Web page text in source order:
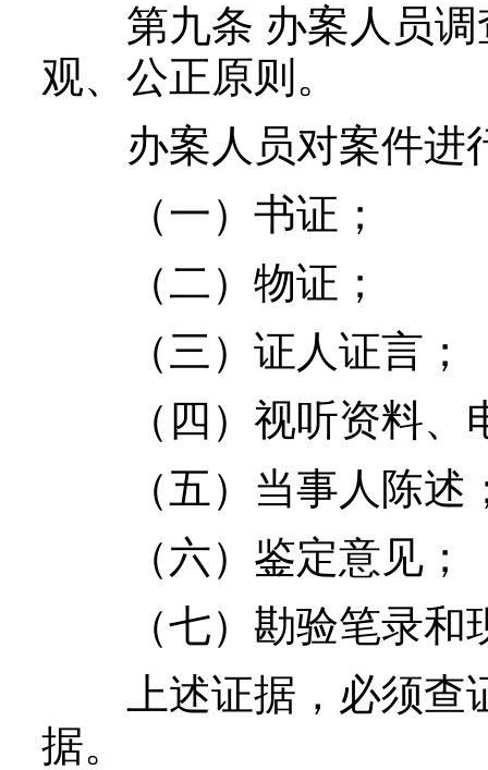
第九条 办案人员调
观、公正原则。
办案人员对案件进
（一）书证；
（二）物证；
（三）证人证言；
（四）视听资料、
（五）当事人陈述
（六）鉴定意见；
（七）勘验笔录和
上述证据，必须查
据。